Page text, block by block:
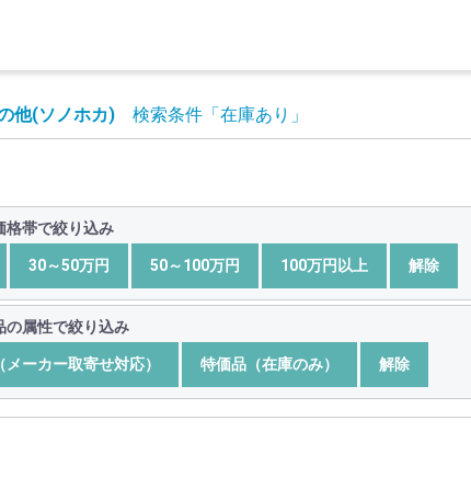
他(ソノホカ) 検索条件 「在庫あり」
格帯で絞り込み
30～50万円 50～100万円 100万円以上 解除
の属性で絞り込み
メーカー取寄せ対応） 特価品（在庫のみ） 解除